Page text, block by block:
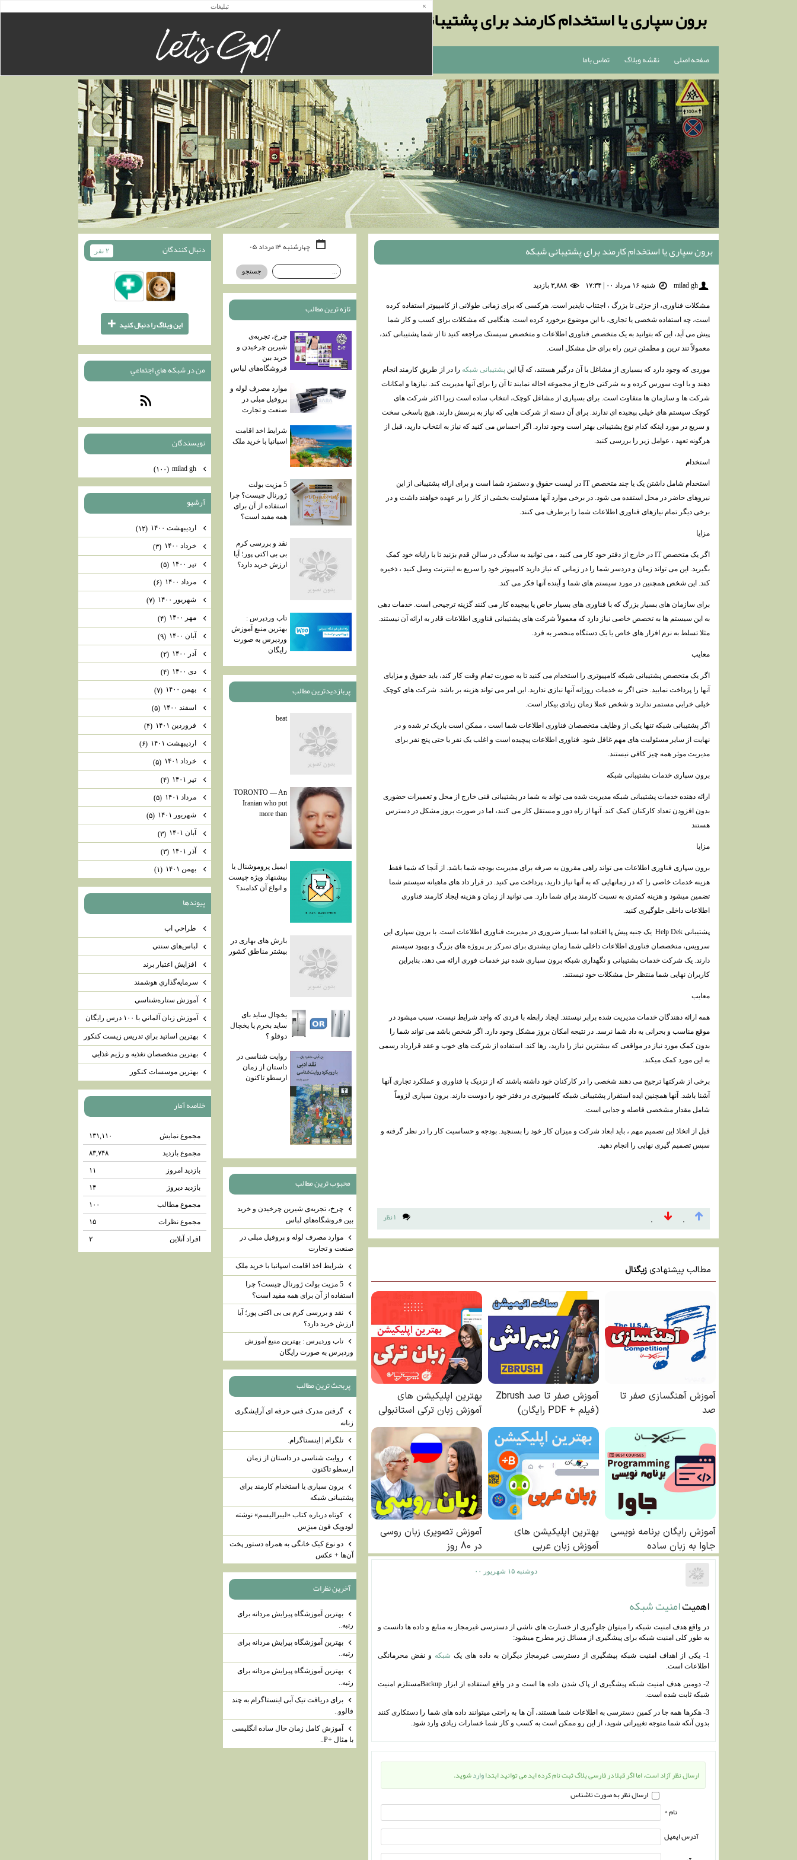
برون سپاری یا استخدام کارمند برای پشتیبانی شبکه
صفحه اصلی نقشه وبلاگ تماس باما
برون سپاری یا استخدام کارمند برای پشتیبانی شبکه
milad gh شنبه ۱۶ مرداد ۰۰ | ۱۷:۳۴
مشکلات فناوری، از جزئی تا بزرگ ، اجتناب ناپذیر است. هرکسی که برای زمانی طولانی از کامپیوتر استفاده کرده
است، چه استفاده شخصی یا تجاری، با این موضوع برخورد کرده است. هنگامی که مشکلات برای کسب و کار شما
پیش می آید، این که بتوانید به یک متخصص فناوری اطلاعات و متخصص سیستک مراجعه کنید تا از شما پشتیبانی کند،
معمولاً تند ترین و مطمئن ترین راه برای حل مشکل است.
موردی که وجود دارد که بسیاری از مشاغل با آن درگیر هستند، که آیا این پشتیبانی شبکه را در از طریق کارمند انجام
دهند و یا اوت سورس کرده و به شرکتی خارج از مجموعه احاله نمایند تا آن را برای آنها مدیریت کند. نیازها و امکانات
شرکت ها و سازمان ها متفاوت است. برای بسیاری از مشاغل کوچک، انتخاب ساده است زیرا اکثر شرکت های
کوچک سیستم های خیلی پیچیده ای ندارند. برای آن دسته از شرکت هایی که نیاز به پرسش دارند، هیچ پاسخی سخت
و سریع در مورد اینکه کدام نوع پشتیبانی بهتر است وجود ندارد. اگر احساس می کنید که نیاز به انتخاب دارید، قبل از
هرگونه تعهد ، عوامل زیر را بررسی کنید.
استخدام
استخدام شامل داشتن یک یا چند متخصص IT در لیست حقوق و دستمزد شما است و برای ارائه پشتیبانی از این
نیروهای حاضر در محل استفده می شود. در برخی موارد آنها مسئولیت بخشی از کار را بر عهده خواهند داشت و در
برخی دیگر تمام نیازهای فناوری اطلاعات شما را برطرف می کنند.
مزایا
اگر یک متخصص IT در خارج از دفتر خود کار می کنید ، می توانید به سادگی در سالن قدم بزنید تا با رایانه خود کمک
بگیرید. این می تواند زمان و دردسر شما را در زمانی که نیاز دارید کامپیوتر خود را سریع به اینترنت وصل کنید ، ذخیره
کند. این شخص همچنین در مورد سیستم های شما و آینده آنها فکر می کند.
برای سازمان های بسیار بزرگ که با فناوری های بسیار خاص یا پیچیده کار می کنند گزینه ترجیحی است. خدمات دهی
به این سیستم ها به تخصص خاصی نیاز دارد که معمولاً شرکت های پشتیبانی فناوری اطلاعات قادر به ارائه آن نیستند.
مثلا تسلط به نرم افزار های خاص یا یک دستگاه منحصر به فرد.
معایب
اگر یک متخصص پشتیبانی شبکه کامپیوتری را استخدام می کنید تا به صورت تمام وقت کار کند، باید حقوق و مزایای
آنها را پرداخت نمایید. حتی اگر به خدمات روزانه آنها نیازی ندارید. این امر می تواند هزینه بر باشد. شرکت های کوچک
خیلی خرابی مستمر ندارند و شخص عملا زمان زیادی بیکار است.
اگر پشتیبانی شبکه تنها یکی از وظایف متخصصان فناوری اطلاعات شما است ، ممکن است باریک تر شده و در
نهایت از سایر مسئولیت های مهم غافل شود. فناوری اطلاعات پیچیده است و اغلب یک نفر یا حتی پنج نفر برای
مدیریت موثر همه چیز کافی نیستند.
برون سپاری خدمات پشتیبانی شبکه
ارائه دهنده خدمات پشتیبانی شبکه مدیریت شده می تواند به شما در پشتیبانی فنی خارج از محل و تعمیرات حضوری
بدون افزودن تعداد کارکنان کمک کند. آنها از راه دور و مستقل کار می کنند، اما در صورت بروز مشکل در دسترس
هستند
مزایا
برون سپاری فناوری اطلاعات می تواند راهی مقرون به صرفه برای مدیریت بودجه شما باشد. از آنجا که شما فقط
هزینه خدمات خاصی را که در زمانهایی که به آنها نیاز دارید، پرداخت می کنید. در قرار داد های ماهیانه سیستم شما
تضمین میشود و هزینه کمتری به نسبت کارمند برای شما دارد. می توانید از زمان و هزینه ایجاد کارمند فناوری
اطلاعات داخلی جلوگیری کنید.
پشتیبانی Help Dek یک جنبه پیش پا افتاده اما بسیار ضروری در مدیریت فناوری اطلاعات است. با برون سپاری این
سرویس، متخصصان فناوری اطلاعات داخلی شما زمان بیشتری برای تمرکز بر پروژه های بزرگ و بهبود سیستم
دارند. یک شرکت خدمات پشتیبانی و نگهداری شبکه برون سپاری شده نیز خدمات فوری ارائه می دهد، بنابراین
کاربران نهایی شما منتظر حل مشکلات خود نیستند.
معایب
همه ارائه دهندگان خدمات مدیریت شده برابر نیستند. ایجاد رابطه با فردی که واجد شرایط نیست، سبب میشود در
موقع مناسب و بحرانی به داد شما نرسد. در نتیجه امکان بروز مشکل وجود دارد. اگر شخص باشد می تواند شما را
بدون کمک مورد نیاز در مواقعی که بیشترین نیاز را دارید، رها کند. استفاده از شرکت های خوب و عقد قرارداد رسمی
به این مورد کمک میکند.
برخی از شرکتها ترجیح می دهند شخصی را در کارکنان خود داشته باشند که از نزدیک با فناوری و عملکرد تجاری آنها
آشنا باشد. آنها همچنین ایده استقرار پشتیبانی شبکه کامپیوتری در دفتر خود را دوست دارند. برون سپاری لزوماً
شامل مقدار مشخصی فاصله و جدایی است.
قبل از اتخاذ این تصمیم مهم ، باید ابعاد شرکت و میزان کار خود را بسنجید. بودجه و حساسیت کار را در نظر گرفته و
سپس تصمیم گیری نهایی را انجام دهید.
۰ ۰ ۱ نظر
دوشنبه ۱۵ شهریور ۰۰
اهمیتامنیت شبکه
در واقع هدف امنیت شبکه را میتوان جلوگیری از خسارت های ناشی از دسترسی غیرمجاز به منابع و داده ها دانست و
به طور کلی امنیت شبکه برای پیشگیری از مسائل زیر مطرح میشود:
1- یکی از اهداف امنیت شبکه پیشگیری از دسترسی غیرمجاز دیگران به داده های یک شبکه و نقض محرمانگی
اطلاعات است.
2- دومین هدف امنیت شبکه پیشگیری از پاک شدن داده ها است و در واقع استفاده از ابزار Backupمستلزم امنیت
شبکه ثابت شده است.
3- هکرها همه جا در کمین دسترسی به اطلاعات شما هستند، آن ها به راحتی میتوانند داده های شما را دستکاری کنند
بدون آنکه شما متوجه تغییراتی شوید، از این رو ممکن است به کسب و کار شما خسارات زیادی وارد شود.
ارسال نظر آزاد است، اما اگر قبلا در فارسی بلاگ ثبت نام کرده اید می توانید ابتداواردشوید.
ارسال نظر به صورت ناشناس
نام *
آدرس ایمیل
چهارشنبه ۱۴ مرداد ۰۵
تازه ترين مطالب
چرخ، تجربه‌ی
شیرین چرخیدن و‌
خرید بین
فروشگاه‌های لباس
موارد مصرف لوله و
پروفیل مبلی در
صنعت و تجارت
شرایط اخذ اقامت
اسپانیا با خرید ملک
5 مزیت بولت
ژورنال چیست؟ چرا
استفاده از آن برای
همه مفید است؟
نقد و بررسی کرم
بی بی اکتی پور؛ آیا
ارزش خرید دارد؟
تاپ وردپرس :
بهترین منبع آموزش
وردپرس به صورت
رایگان
پربازديدترين مطالب
beat
TORONTO — An
Iranian who put
more than
ایمیل پروموشنال یا
پیشنهاد ویژه چیست
و انواع آن کدامند؟
بارش های بهاری در
بیشتر مناطق کشور
یخچال ساید بای
ساید بخرم یا یخچال
دوقلو ؟
روایت ‌شناسی در
داستان از زمان
ارسطو تاکنون
محبوب ترين مطالب
چرخ، تجربه‌ی شیرین چرخیدن و‌ خرید
بین فروشگاه‌های لباس
موارد مصرف لوله و پروفیل مبلی در
صنعت و تجارت
شرایط اخذ اقامت اسپانیا با خرید ملک
5 مزیت بولت ژورنال چیست؟ چرا
استفاده از آن برای همه مفید است؟
نقد و بررسی کرم بی بی اکتی پور؛ آیا
ارزش خرید دارد؟
تاپ وردپرس : بهترین منبع آموزش
وردپرس به صورت رایگان
پربحث ترين مطالب
گرفتن مدرک فنی حرفه ای آرایشگری
زنانه
تلگرام | اینستاگرام.
روایت ‌شناسی در داستان از زمان
ارسطو تاکنون
برون سپاری یا استخدام کارمند برای
پشتیبانی شبکه
کوتاه درباره کتاب «لیبرالیسم» نوشته
لودویک فون میزِس
دو نوع کیک خانگی به همراه دستور پخت
آن‌ها + عکس
آخرين نظرات
بهترین آموزشگاه پیرایش مردانه برای
رتبه..
بهترین آموزشگاه پیرایش مردانه برای
رتبه..
بهترین آموزشگاه پیرایش مردانه برای
رتبه..
برای دریافت تیک آبی اینستاگرام به چند
فالوو..
آموزش کامل زمان حال ساده انگلیسی
با مثال +P..
دنبال كنندگان ۲ نفر
اين وبلاگ را دنبال كنيد +
من در شبكه هاي اجتماعي
نويسندگان
(۱۰۰)
آرشيو
اردیبهشت ۱۴۰۰ (۱۲)
خرداد ۱۴۰۰ (۳)
تیر ۱۴۰۰ (۵)
مرداد ۱۴۰۰ (۶)
شهریور ۱۴۰۰ (۷)
مهر ۱۴۰۰ (۴)
آبان ۱۴۰۰ (۹)
آذر ۱۴۰۰ (۲)
دی ۱۴۰۰ (۴)
بهمن ۱۴۰۰ (۷)
اسفند ۱۴۰۰ (۵)
فروردین ۱۴۰۱ (۴)
اردیبهشت ۱۴۰۱ (۶)
خرداد ۱۴۰۱ (۵)
تیر ۱۴۰۱ (۴)
مرداد ۱۴۰۱ (۵)
شهریور ۱۴۰۱ (۵)
آبان ۱۴۰۱ (۳)
آذر ۱۴۰۱ (۳)
بهمن ۱۴۰۱ (۱)
پيوندها
طراحي اپ
لباس‌هاي سنتي
افزايش اعتبار برند
سرمايه‌گذاري هوشمند
آموزش ستاره‌شناسي
آموزش زبان آلماني با ۱۰۰ درس رايگان
بهترين اساتيد براي تدريس زيست كنكور
بهترين متخصصان تغذيه و رژيم غذايي
بهترين موسسات كنكور
خلاصه آمار
مجموع نمایش‌ ۱۳۱,۱۱۰
مجموع بازدید ۸۳,۷۴۸
بازدید امروز ۱۱
بازدید دیروز ۱۴
مجموع مطالب ۱۰۰
مجموع نظرات ۱۵
افراد آنلاین ۲
تبلیغات ×